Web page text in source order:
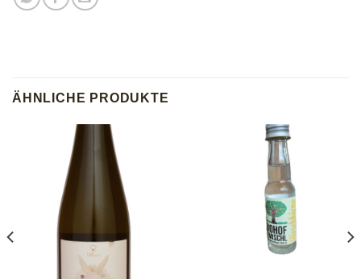
ÄHNLICHE PRODUKTE